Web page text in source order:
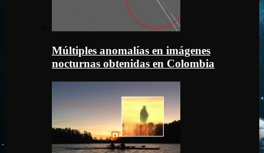
Múltiples anomalías en imágenes
nocturnas obtenidas en Colombia